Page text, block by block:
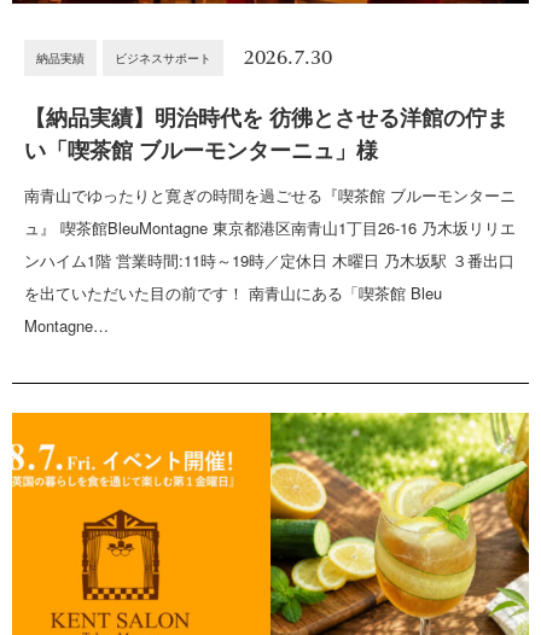
納品実績 ビジネスサポート 2026.7.30
【納品実績】明治時代を 彷彿とさせる洋館の佇ま
い「喫茶館 ブルーモンターニュ」様
南青山でゆったりと寛ぎの時間を過ごせる『喫茶館 ブルーモンターニ
ュ』 喫茶館BleuMontagne 東京都港区南青山1丁目26-16 乃木坂リリエ
ンハイム1階 営業時間:11時～19時／定休日 木曜日 乃木坂駅 ３番出口
を出ていただいた目の前です！ 南青山にある「喫茶館 Bleu
Montagne…